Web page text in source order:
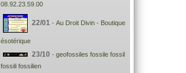
08.92.23.59.00
22/01 - Au Droit Divin - Boutique
ésotérique
23/10 - geofossiles fossile fossil
fossili fossilien